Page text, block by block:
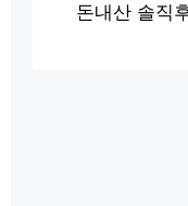
돈내산 솔직